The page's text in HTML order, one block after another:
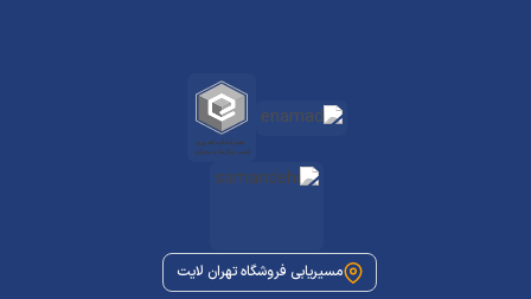
مسیریابی فروشگاه تهران لایت